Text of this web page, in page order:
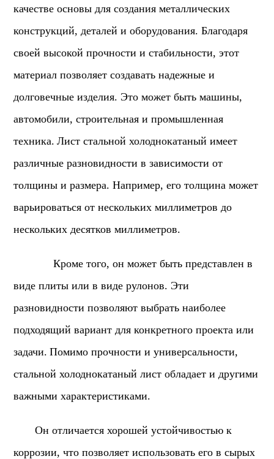
качестве основы для создания металлических
конструкций, деталей и оборудования. Благодаря
своей высокой прочности и стабильности, этот
материал позволяет создавать надежные и
долговечные изделия. Это может быть машины,
автомобили, строительная и промышленная
техника. Лист стальной холоднокатаный имеет
различные разновидности в зависимости от
толщины и размера. Например, его толщина может
варьироваться от нескольких миллиметров до
нескольких десятков миллиметров.
Кроме того, он может быть представлен в
виде плиты или в виде рулонов. Эти
разновидности позволяют выбрать наиболее
подходящий вариант для конкретного проекта или
задачи. Помимо прочности и универсальности,
стальной холоднокатаный лист обладает и другими
важными характеристиками.
Он отличается хорошей устойчивостью к
коррозии, что позволяет использовать его в сырых